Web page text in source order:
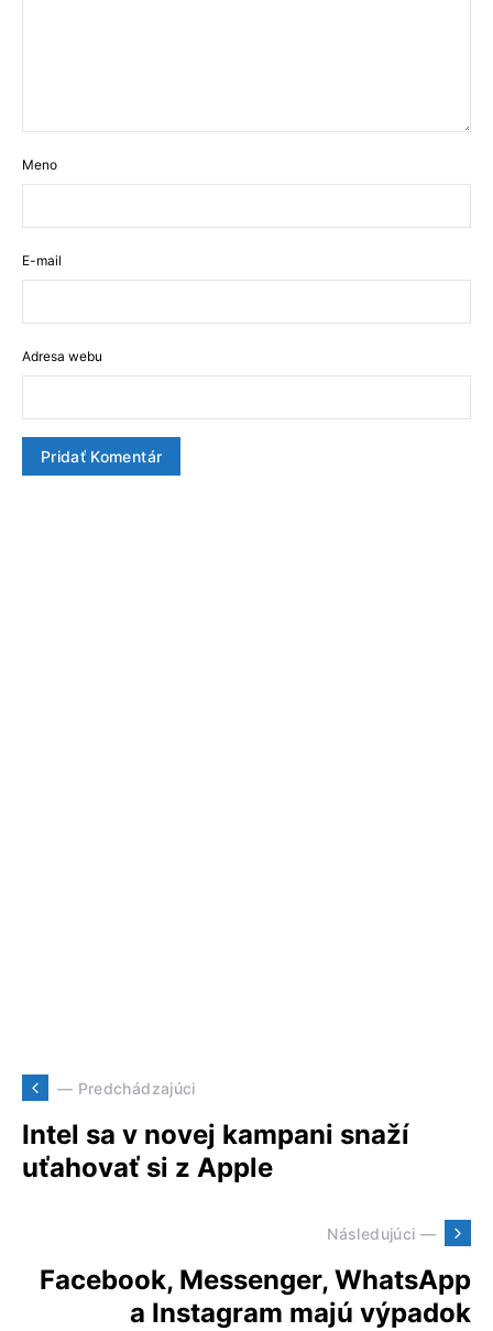
Meno
E-mail
Adresa webu
— Predchádzajúci
Intel sa v novej kampani snaží
uťahovať si z Apple
Následujúci —
Facebook, Messenger, WhatsApp
a Instagram majú výpadok